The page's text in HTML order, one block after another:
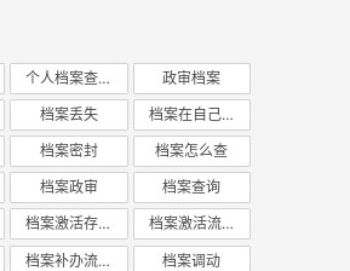
个人档案查询 政审档案
档案丢失 档案在自己手里
档案密封 档案怎么查
档案政审 档案查询
档案激活存放 档案激活流程
档案补办流程 档案调动